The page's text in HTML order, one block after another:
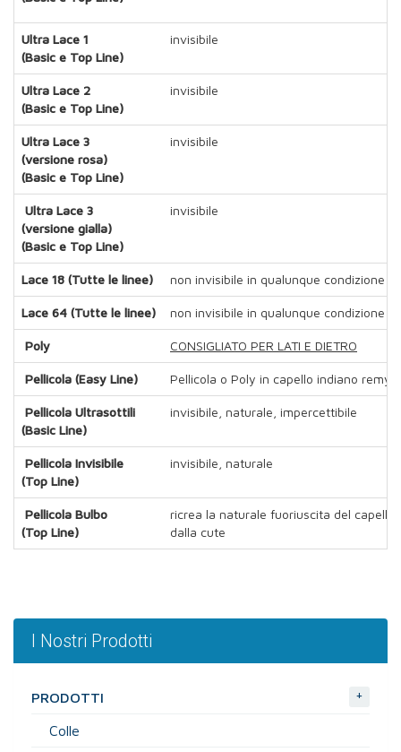
Ultra Lace 1
(Basic e Top Line)
invisibile
Ultra Lace 2
(Basic e Top Line)
invisibile
Ultra Lace 3
(versione rosa)
(Basic e Top Line)
invisibile
Ultra Lace 3
(versione gialla)
(Basic e Top Line)
invisibile
Lace 18 (Tutte le linee) non invisibile in qualunque condizione
Lace 64 (Tutte le linee) non invisibile in qualunque condizione
Poly CONSIGLIATO PER LATI E DIETRO
Pellicola (Easy Line) Pellicola o Poly in capello indiano remy
Pellicola Ultrasottili
(Basic Line)
invisibile, naturale, impercettibile
Pellicola Invisibile
(Top Line)
invisibile, naturale
Pellicola Bulbo
(Top Line)
ricrea la naturale fuoriuscita del capello
dalla cute
I Nostri Prodotti
PRODOTTI +
Colle